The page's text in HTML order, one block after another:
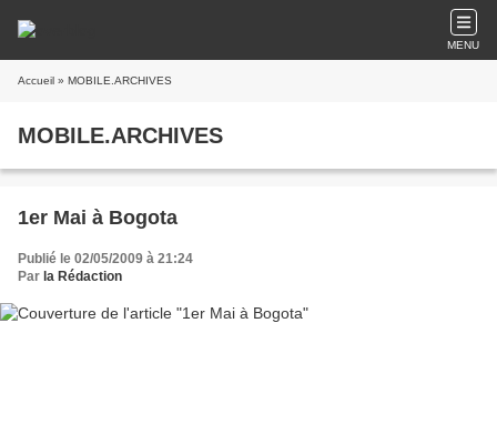
MENU
Accueil » MOBILE.ARCHIVES
MOBILE.ARCHIVES
1er Mai à Bogota
Publié le 02/05/2009 à 21:24
Par la Rédaction